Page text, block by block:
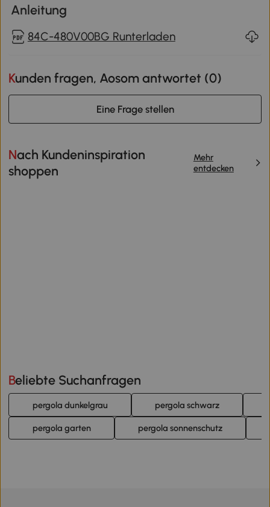
Anleitung
84C-480V00BG Runterladen
Kunden fragen, Aosom antwortet (0)
Eine Frage stellen
Nach Kundeninspiration
shoppen
Mehr
entdecken
Beliebte Suchanfragen
pergola dunkelgrau pergola schwarz
pergola garten pergola sonnenschutz